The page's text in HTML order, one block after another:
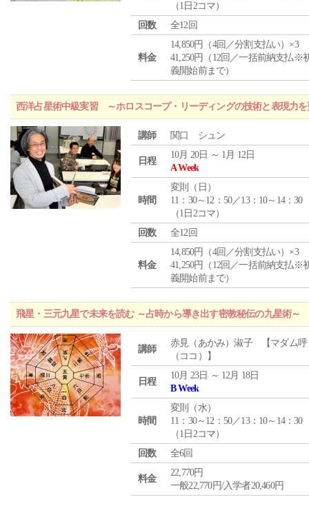
（1日2コマ）
回数
全12回
料金
14,850円（4回／分割支払い）×3
41,250円（12回／一括前納支払※
義開始前まで）
西洋占星術中級実習 ～ホロスコープ・リーディングの技術と表現力
講師 関口 シュン
日程
10月 20日 ～ 1月 12日
A Week
時間
変則（日）
11：30～12：50／13：10～14：30
（1日2コマ）
回数
全12回
料金
14,850円（4回／分割支払い）×3
41,250円（12回／一括前納支払※
義開始前まで）
飛星・三元九星で未来を読む ～占時から導き出す密教秘伝の九星術～
講師
赤見（あかみ）淑子 【マダム呼
（ココ）】
日程
10月 23日 ～ 12月 18日
B Week
時間
変則（水）
11：30～12：50／13：10～14：30
（1日2コマ）
回数
全6回
料金
22,770円
一般22,770円/入学者20,460円